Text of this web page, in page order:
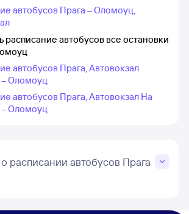
автобусов Прага – Оломоуц,
расписание автобусов все остановки
автобусов Прага, Автовокзал
Оломоуц
автобусов Прага, Автовокзал На
Оломоуц
расписании автобусов Прага